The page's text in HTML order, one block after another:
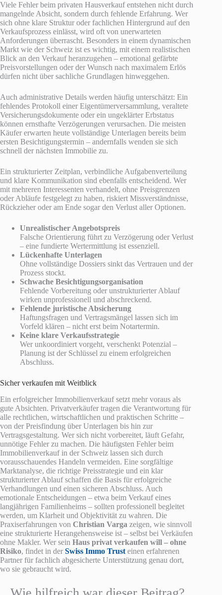
Viele Fehler beim privaten Hausverkauf entstehen nicht durch
mangelnde Absicht, sondern durch fehlende Erfahrung. Wer
sich ohne klare Struktur oder fachlichen Hintergrund auf den
Verkaufsprozess einlässt, wird oft von unerwarteten
Anforderungen überrascht. Besonders in einem dynamischen
Markt wie der Schweiz ist es wichtig, mit einem realistischen
Blick an den Verkauf heranzugehen – emotional gefärbte
Preisvorstellungen oder der Wunsch nach maximalem Erlös
dürfen nicht über sachliche Grundlagen hinweggehen.
Auch administrative Details werden häufig unterschätzt: Ein
fehlendes Protokoll einer Eigentümerversammlung, veraltete
Versicherungsdokumente oder ein ungeklärter Erbstatus
können ernsthafte Verzögerungen verursachen. Die meisten
Käufer erwarten heute vollständige Unterlagen bereits beim
ersten Besichtigungstermin – andernfalls wenden sie sich
schnell der nächsten Immobilie zu.
Ein strukturierter Zeitplan, verbindliche Aufgabenverteilung
und klare Kommunikation sind ebenfalls entscheidend. Wer
mit mehreren Interessenten verhandelt, ohne Preisgrenzen
oder Abläufe festgelegt zu haben, riskiert Missverständnisse,
Rückzieher oder am Ende sogar den Verlust aller Optionen.
Unrealistischer Angebotspreis
Falsche Orientierung führt zu Verzögerung oder Verlust
– eine fundierte Wertermittlung ist essenziell.
Lückenhafte Unterlagen
Ohne vollständige Dossiers sinkt das Vertrauen und der
Prozess stockt.
Schwache Besichtigungsorganisation
Fehlende Vorbereitung oder unstrukturierter Ablauf
wirken unprofessionell und abschreckend.
Fehlende juristische Absicherung
Haftungsfragen und Vertragsmängel lassen sich im
Vorfeld klären – nicht erst beim Notartermin.
Keine klare Verkaufsstrategie
Wer unkoordiniert vorgeht, verschenkt Potenzial –
Planung ist der Schlüssel zu einem erfolgreichen
Abschluss.
Sicher verkaufen mit Weitblick
Ein erfolgreicher Immobilienverkauf setzt mehr voraus als
gute Absichten. Privatverkäufer tragen die Verantwortung für
alle rechtlichen, wirtschaftlichen und praktischen Schritte –
von der Preisfindung über Unterlagen bis hin zur
Vertragsgestaltung. Wer sich nicht vorbereitet, läuft Gefahr,
unnötige Fehler zu machen. Die häufigsten Fehler beim
Immobilienverkauf in der Schweiz lassen sich durch
vorausschauendes Handeln vermeiden. Eine sorgfältige
Marktanalyse, die richtige Preisstrategie und ein klar
strukturierter Ablauf schaffen die Basis für erfolgreiche
Verhandlungen und einen sicheren Abschluss. Auch
emotionale Entscheidungen – etwa beim Verkauf eines
langjährigen Familienheims – sollten professionell begleitet
werden, um Klarheit und Objektivität zu wahren. Die
Praxiserfahrungen von Christian Varga zeigen, wie sinnvoll
eine strukturierte Herangehensweise ist – selbst bei Verkäufen
ohne Makler. Wer sein Haus privat verkaufen will – ohne
Risiko, findet in der Swiss Immo Trust einen erfahrenen
Partner für fachlich abgesicherte Unterstützung genau dort,
wo sie gebraucht wird.